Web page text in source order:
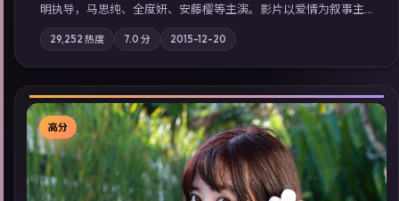
明执导，马思纯、全度妍、安藤樱等主演。影片以爱情为叙事主
轴，两代人的执念在暴风雨夜正面相撞；摄影与配乐强化地域气
质；站内亦可通过「国产免费观看高清电视剧在线看」延展检索
同类型高分佳作，畅享高清在线追剧体验。
29,252 热度 7.0 分 2015-12-20
高分